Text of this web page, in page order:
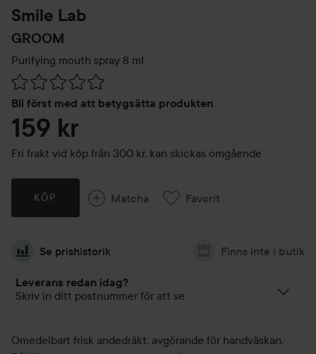
Smile Lab
GROOM
Purifying mouth spray 8 ml
Bli först med att betygsätta produkten
Hoppa till Betyg & kommentarer
159 kr
Fri frakt vid köp från 300 kr, kan skickas omgående
KÖP Matcha Favorit
Se prishistorik Finns inte i butik
Leverans redan idag?
Skriv in ditt postnummer för att se
Omedelbart frisk andedräkt, avgörande för handväskan.